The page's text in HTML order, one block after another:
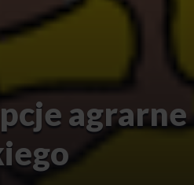
agrarne